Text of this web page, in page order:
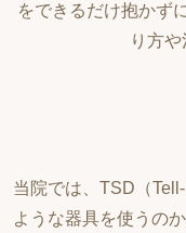
をできるだけ抱かず
り方や
当院では、TSD（
ような器具を使うの